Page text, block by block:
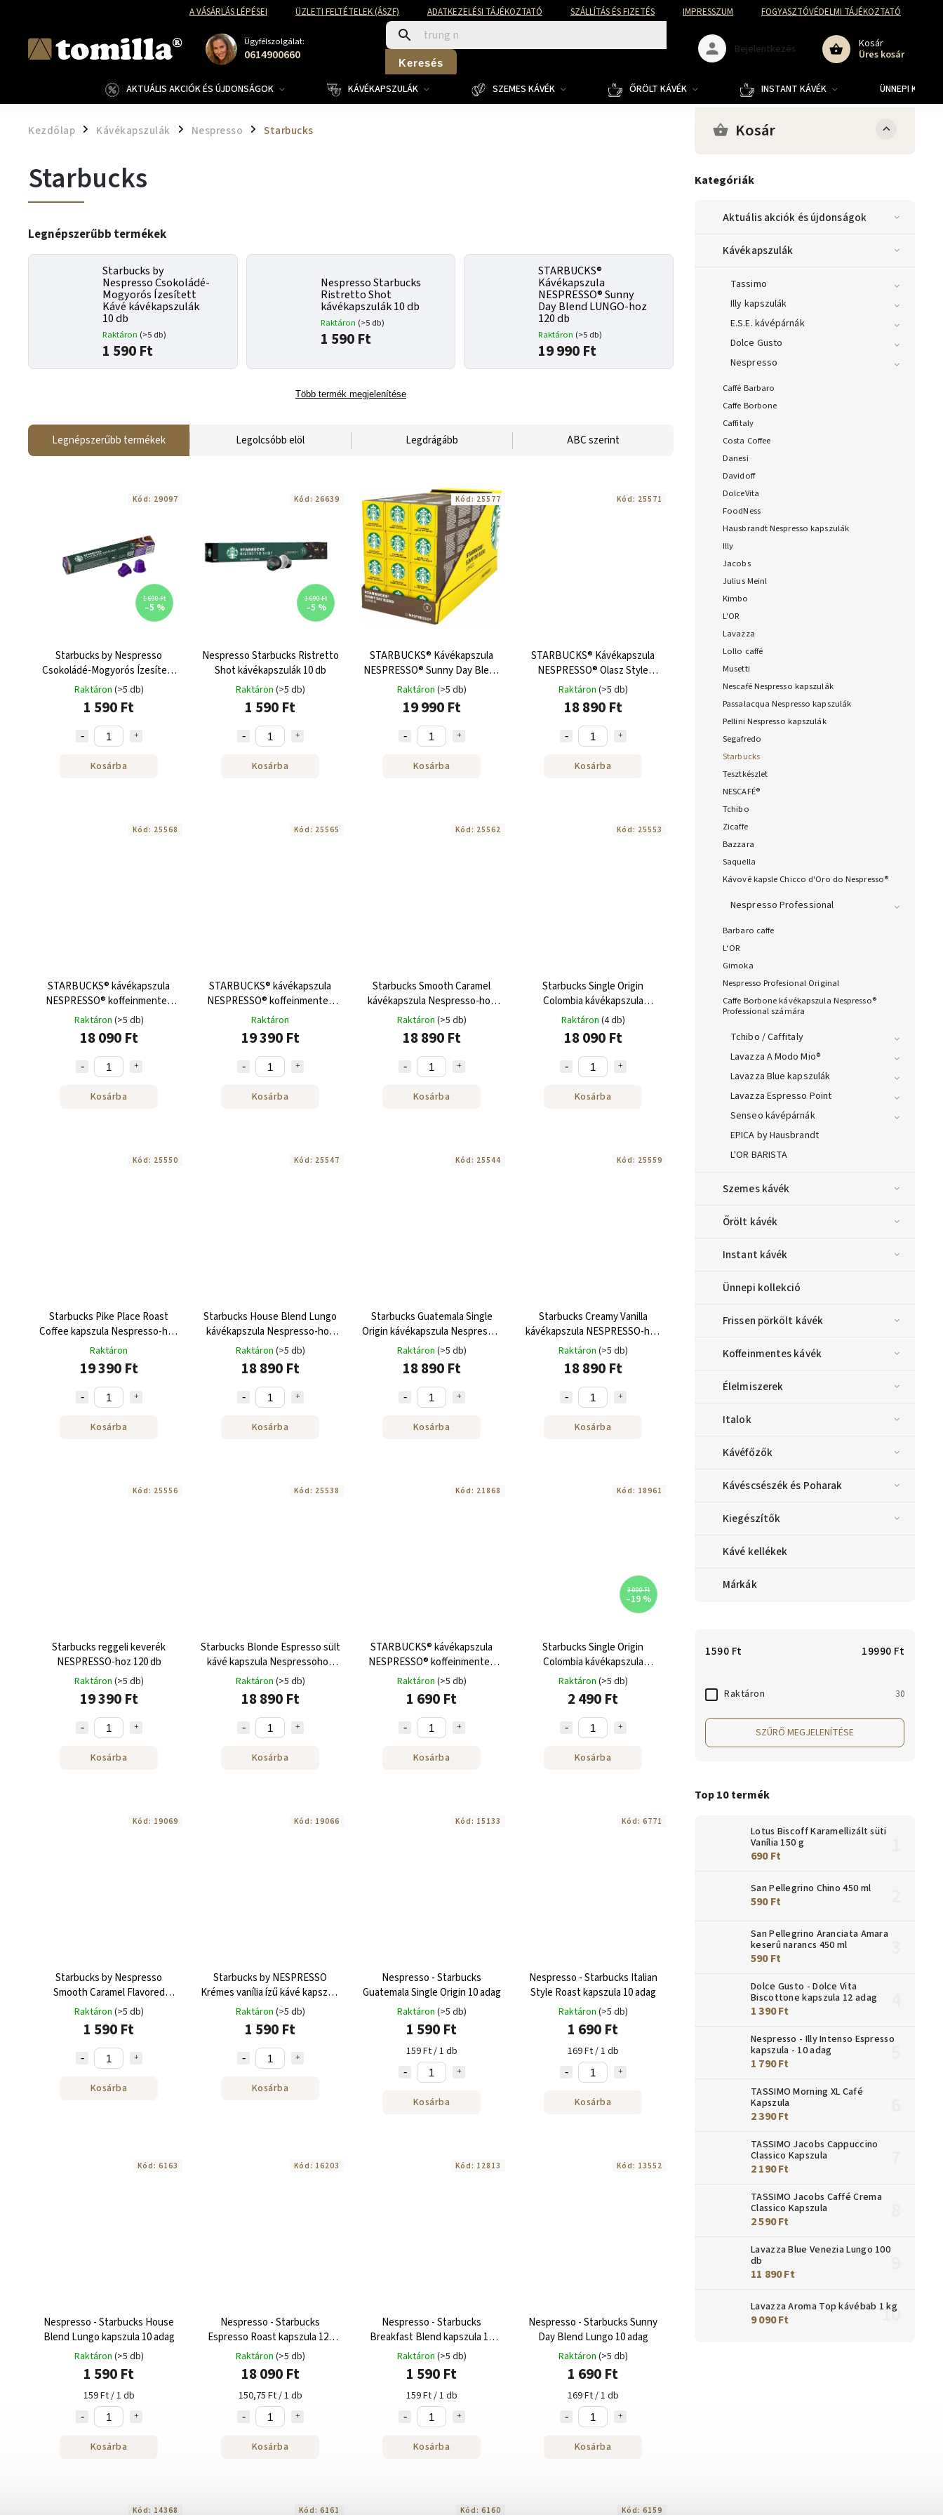
A VÁSÁRLÁS LÉPÉSEI ÜZLETI FELTÉTELEK (ÁSZF) ADATKEZELÉSI TÁJÉKOZTATÓ SZÁLLÍTÁS ÉS FIZETÉS IMPRESSZUM FOGYASZTÓVÉDELMI TÁJÉKOZTATÓ
Ügyfélszolgálat:
0614900660 Keresés
Kosár
Üres kosár
Bejelentkezés
AKTUÁLIS AKCIÓK ÉS ÚJDONSÁGOK KÁVÉKAPSZULÁK SZEMES KÁVÉK ŐRÖLT KÁVÉK INSTANT KÁVÉK ÜNNEPI
Kezdőlap / Kávékapszulák / Nespresso / Starbucks Kosár
Kategóriák
Aktuális akciók és újdonságok
Kávékapszulák
Tassimo
Illy kapszulák
E.S.E. kávépárnák
Dolce Gusto
Nespresso
Caffé Barbaro
Caffe Borbone
Caffitaly
Costa Coffee
Danesi
Davidoff
DolceVita
FoodNess
Hausbrandt Nespresso kapszulák
Illy
Jacobs
Julius Meinl
Kimbo
L'OR
Lavazza
Lollo caffé
Musetti
Nescafé Nespresso kapszulák
Passalacqua Nespresso kapszulák
Pellini Nespresso kapszulák
Segafredo
Starbucks
Tesztkészlet
NESCAFÉ®
Tchibo
Zicaffe
Bazzara
Saquella
Kávové kapsle Chicco d'Oro do Nespresso®
Nespresso Professional
Barbaro caffe
L‘OR
Gimoka
Nespresso Profesional Original
Caffe Borbone kávékapszula Nespresso®
Professional számára
Tchibo / Caffitaly
Lavazza A Modo Mio®
Lavazza Blue kapszulák
Lavazza Espresso Point
Senseo kávépárnák
EPICA by Hausbrandt
L'OR BARISTA
Szemes kávék
Őrölt kávék
Instant kávék
Ünnepi kollekció
Frissen pörkölt kávék
Koffeinmentes kávék
Élelmiszerek
Italok
Kávéfőzők
Kávéscsészék és Poharak
Kiegészítők
Kávé kellékek
Márkák
1590 Ft 19990 Ft
Raktáron 30
SZŰRŐ MEGJELENÍTÉSE
Top 10 termék
Lotus Biscoff Karamellizált süti
Vanília 150 g
690 Ft
San Pellegrino Chino 450 ml
590 Ft
San Pellegrino Aranciata Amara
keserű narancs 450 ml
590 Ft
Dolce Gusto - Dolce Vita
Biscottone kapszula 12 adag
1 390 Ft
Nespresso - Illy Intenso Espresso
kapszula - 10 adag
1 790 Ft
TASSIMO Morning XL Café
Kapszula
2 390 Ft
TASSIMO Jacobs Cappuccino
Classico Kapszula
2 190 Ft
TASSIMO Jacobs Caffé Crema
Classico Kapszula
2 590 Ft
Lavazza Blue Venezia Lungo 100
db
11 890 Ft
Lavazza Aroma Top kávébab 1 kg
9 090 Ft
Starbucks
Legnépszerűbb termékek
Starbucks by
Nespresso Csokoládé-
Mogyorós Ízesített
Kávé kávékapszulák
10 db
Raktáron (>5 db)
1 590 Ft
Nespresso Starbucks
Ristretto Shot
kávékapszulák 10 db
Raktáron (>5 db)
1 590 Ft
STARBUCKS®
Kávékapszula
NESPRESSO® Sunny
Day Blend LUNGO-hoz
120 db
Raktáron (>5 db)
19 990 Ft
Több termék megjelenítése
Legnépszerűbb termékek Legolcsóbb elöl Legdrágább ABC szerint
1 690 Ft
–5 %
Starbucks by Nespresso
Csokoládé-Mogyorós Ízesített
Kávé kávékapszulák 10 db
Raktáron (>5 db)
1 590 Ft
Kosárba
Kód: 29097
1 690 Ft
–5 %
Nespresso Starbucks Ristretto
Shot kávékapszulák 10 db
Raktáron (>5 db)
1 590 Ft
Kosárba
Kód: 26639
STARBUCKS® Kávékapszula
NESPRESSO® Sunny Day Blend
LUNGO-hoz 120 db
Raktáron (>5 db)
19 990 Ft
Kosárba
Kód: 25577
STARBUCKS® Kávékapszula
NESPRESSO® Olasz Style
Roasthoz 120 db
Raktáron (>5 db)
18 890 Ft
Kosárba
Kód: 25571
STARBUCKS® kávékapszula
NESPRESSO® koffeinmentes
eszpresszó sülthez 120 db
Raktáron (>5 db)
18 090 Ft
Kosárba
Kód: 25568
STARBUCKS® kávékapszula
NESPRESSO® koffeinmentes
szőke eszpresszó sülthez 120
db
Raktáron
19 390 Ft
Kosárba
Kód: 25565
Starbucks Smooth Caramel
kávékapszula Nespresso-hoz
120 db
Raktáron (>5 db)
18 890 Ft
Kosárba
Kód: 25562
Starbucks Single Origin
Colombia kávékapszula
Nespresso-hoz 120 db
Raktáron (4 db)
18 090 Ft
Kosárba
Kód: 25553
Starbucks Pike Place Roast
Coffee kapszula Nespresso-hoz
120 db
Raktáron
19 390 Ft
Kosárba
Kód: 25550
Starbucks House Blend Lungo
kávékapszula Nespresso-hoz
120 db
Raktáron (>5 db)
18 890 Ft
Kosárba
Kód: 25547
Starbucks Guatemala Single
Origin kávékapszula Nespresso-
hoz 120 db
Raktáron (>5 db)
18 890 Ft
Kosárba
Kód: 25544
Starbucks Creamy Vanilla
kávékapszula NESPRESSO-hoz
120 db
Raktáron (>5 db)
18 890 Ft
Kosárba
Kód: 25559
Starbucks reggeli keverék
NESPRESSO-hoz 120 db
Raktáron (>5 db)
19 390 Ft
Kosárba
Kód: 25556
Starbucks Blonde Espresso sült
kávé kapszula Nespressohoz
120 db
Raktáron (>5 db)
18 890 Ft
Kosárba
Kód: 25538
STARBUCKS® kávékapszula
NESPRESSO® koffeinmentes
szőke eszpresszó sülthez 10 db
Raktáron (>5 db)
1 690 Ft
Kosárba
Kód: 21868
3 090 Ft
–19 %
Starbucks Single Origin
Colombia kávékapszula
Nespresso-hoz 18 db
Raktáron (>5 db)
2 490 Ft
Kosárba
Kód: 18961
Starbucks by Nespresso
Smooth Caramel Flavored
Coffee kávé kapszula 10 db
Raktáron (>5 db)
1 590 Ft
Kosárba
Kód: 19069
Starbucks by NESPRESSO
Krémes vanília ízű kávé kapszula
10 db
Raktáron (>5 db)
1 590 Ft
Kosárba
Kód: 19066
Nespresso - Starbucks
Guatemala Single Origin 10 adag
Raktáron (>5 db)
1 590 Ft
159 Ft / 1 db
Kosárba
Kód: 15133
Nespresso - Starbucks Italian
Style Roast kapszula 10 adag
Raktáron (>5 db)
1 690 Ft
169 Ft / 1 db
Kosárba
Kód: 6771
Nespresso - Starbucks House
Blend Lungo kapszula 10 adag
Raktáron (>5 db)
1 590 Ft
159 Ft / 1 db
Kosárba
Kód: 6163
Nespresso - Starbucks
Espresso Roast kapszula 120
adag
Raktáron (>5 db)
18 090 Ft
150,75 Ft / 1 db
Kosárba
Kód: 16203
Nespresso - Starbucks
Breakfast Blend kapszula 10
adag
Raktáron (>5 db)
1 590 Ft
159 Ft / 1 db
Kosárba
Kód: 12813
Nespresso - Starbucks Sunny
Day Blend Lungo 10 adag
Raktáron (>5 db)
1 690 Ft
169 Ft / 1 db
Kosárba
Kód: 13552
Kód: 14368 Kód: 6161 Kód: 6160 Kód: 6159